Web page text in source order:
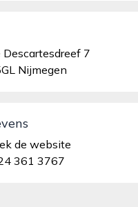
Descartesdreef 7
Nijmegen
de website
361 3767